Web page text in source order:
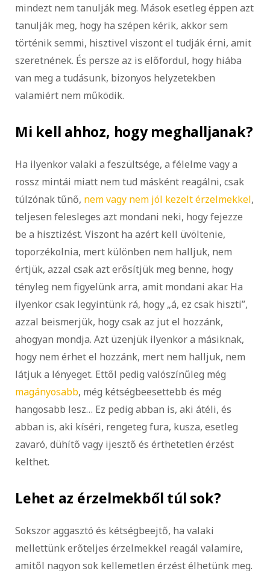
mindezt nem tanulják meg. Mások esetleg éppen azt
tanulják meg, hogy ha szépen kérik, akkor sem
történik semmi, hisztivel viszont el tudják érni, amit
szeretnének. És persze az is előfordul, hogy hiába
van meg a tudásunk, bizonyos helyzetekben
valamiért nem működik.
Mi kell ahhoz, hogy meghalljanak?
Ha ilyenkor valaki a feszültsége, a félelme vagy a
rossz mintái miatt nem tud másként reagálni, csak
túlzónak tűnő, nem vagy nem jól kezelt érzelmekkel,
teljesen felesleges azt mondani neki, hogy fejezze
be a hisztizést. Viszont ha azért kell üvöltenie,
toporzékolnia, mert különben nem halljuk, nem
értjük, azzal csak azt erősítjük meg benne, hogy
tényleg nem figyelünk arra, amit mondani akar. Ha
ilyenkor csak legyintünk rá, hogy „á, ez csak hiszti”,
azzal beismerjük, hogy csak az jut el hozzánk,
ahogyan mondja. Azt üzenjük ilyenkor a másiknak,
hogy nem érhet el hozzánk, mert nem halljuk, nem
látjuk a lényeget. Ettől pedig valószínűleg még
magányosabb, még kétségbeesettebb és még
hangosabb lesz… Ez pedig abban is, aki átéli, és
abban is, aki kíséri, rengeteg fura, kusza, esetleg
zavaró, dühítő vagy ijesztő és érthetetlen érzést
kelthet.
Lehet az érzelmekből túl sok?
Sokszor aggasztó és kétségbeejtő, ha valaki
mellettünk erőteljes érzelmekkel reagál valamire,
amitől nagyon sok kellemetlen érzést élhetünk meg.